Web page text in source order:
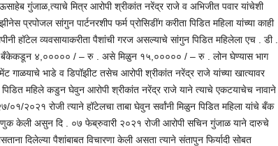
गुंजाळ,त्याचे मित्र आरोपी श्रीकांत नरेंद्र राजे व अभिजीत पवार यांचेशी
प्रपोजल सांगुन पार्टनरशीप फर्म प्रोसिडींग करीता पिडित महिला यांच्या काही
हॉटेल व्यवसायाकरीता पैशांची गरज असल्याचे सांगुन पिडित महिलेला एच . डी .
४,००००० / – रु . असे मिळुन १५,००००० / – रु . लोन घेण्यास भाग
गाळयाचे भाडे व डिपॉझीट तसेच आरोपी श्रीकांत नरेंद्र राजे यांच्या खात्यावर
महिले कडुन घेवुन आरोपी श्रीकांत नरेंद्र राजे याने त्याचे एकटयाचेच नावाने
०१/२०२१ रोजी त्याने हॉटेलचा ताबा घेवुन सर्वांनी मिळुन पिडित महिला यांचे बँक
केली असुन दि . ०७ फेब्रुवारी २०२१ रोजी आरोपी सचिन गुंजाळ याने दारुचे
दिलेल्या पैशांबाबत विचारणा केली असता त्याने संतापुन फिर्यादी सोबत